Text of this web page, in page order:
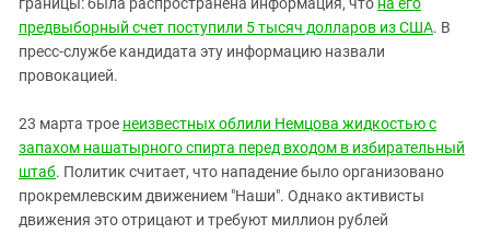
предвыборный счет поступили 5 тысяч долларов из США. В
пресс-службе кандидата эту информацию назвали
провокацией.
23 марта трое неизвестных облили Немцова жидкостью с
запахом нашатырного спирта перед входом в избирательный
штаб. Политик считает, что нападение было организовано
прокремлевским движением "Наши". Однако активисты
движения это отрицают и требуют миллион рублей